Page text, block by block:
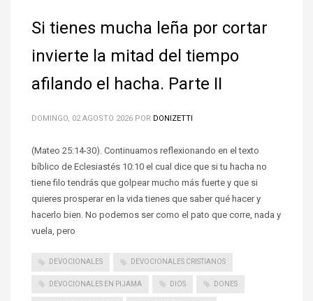
Si tienes mucha leña por cortar
invierte la mitad del tiempo
afilando el hacha. Parte II
DOMINGO, 02 AGOSTO 2026 POR DONIZETTI
(Mateo 25:14-30). Continuamos reflexionando en el texto
bíblico de Eclesiastés 10:10 el cual dice que si tu hacha no
tiene filo tendrás que golpear mucho más fuerte y que si
quieres prosperar en la vida tienes que saber qué hacer y
hacerlo bien. No podemos ser como el pato que corre, nada y
vuela, pero
DEVOCIONALES DEVOCIONALES CRISTIANOS
DEVOCIONALES EN PIJAMA DIOS DONES